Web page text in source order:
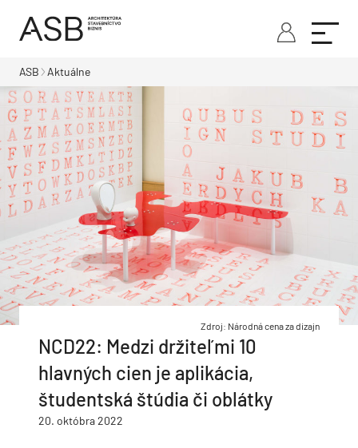
ASB Aktuálne
Zdroj: Národná cena za dizajn
NCD22: Medzi držiteľmi 10
hlavných cien je aplikácia,
študentská štúdia či oblátky
20. októbra 2022